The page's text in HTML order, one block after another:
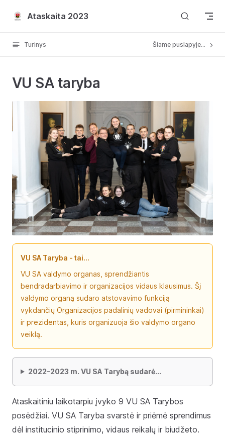
Skip to content
Ataskaita 2023
Turinys Šiame puslapyje...
VU SA taryba
VU SA Taryba - tai...
VU SA valdymo organas, sprendžiantis
bendradarbiavimo ir organizacijos vidaus klausimus. Šį
valdymo organą sudaro atstovavimo funkciją
vykdančių Organizacijos padalinių vadovai (pirmininkai)
ir prezidentas, kuris organizuoja šio valdymo organo
veiklą.
2022–2023 m. VU SA Tarybą sudarė...
Ataskaitiniu laikotarpiu įvyko 9 VU SA Tarybos
posėdžiai. VU SA Taryba svarstė ir priėmė sprendimus
dėl institucinio stiprinimo, vidaus reikalų ir biudžeto.